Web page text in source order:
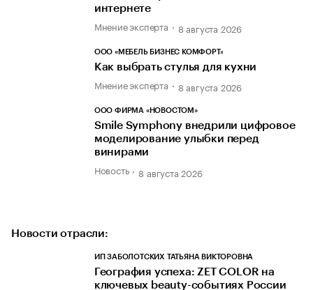
интернете
Мнение эксперта 8 августа 2026
ООО «МЕБЕЛЬ БИЗНЕС КОМФОРТ»
Как выбрать стулья для кухни
Мнение эксперта 8 августа 2026
ООО ФИРМА «НОВОСТОМ»
Smile Symphony внедрили цифровое
моделирование улыбки перед
винирами
Новость 8 августа 2026
Новости отрасли:
ИП ЗАБОЛОТСКИХ ТАТЬЯНА ВИКТОРОВНА
География успеха: ZET COLOR на
ключевых beauty-событиях России